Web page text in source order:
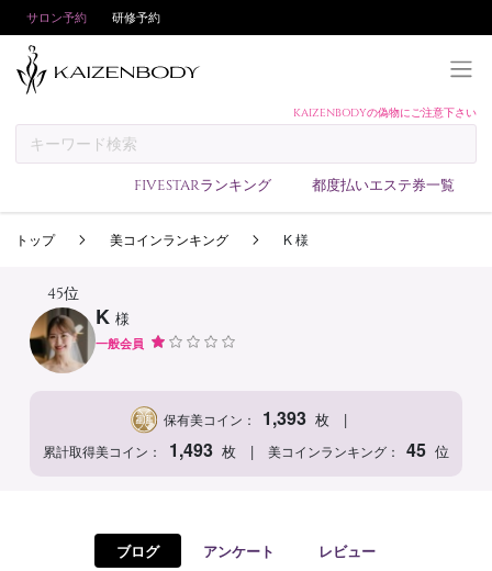
サロン予約 研修予約
KAIZENBODYの偽物にご注意下さい
FIVESTARランキング 都度払いエステ券一覧
予約方法
サロンランキング
トップ 美コインランキング K 様
45位
K 様
一般会員
保有美コイン： 1,393 枚 |
累計取得美コイン： 1,493枚 | 美コインランキング： 45 位
ブログ アンケート レビュー